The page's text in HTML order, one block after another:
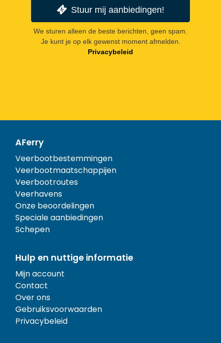
Stuur mij aanbiedingen!
We sturen alleen de beste berichten, geen spam.
Je kunt je op elk gewenst moment afmelden.
Privacybeleid
AFerry
Veerbootbestemmingen
Veerbootmaatschappijen
Veerbootroutes
Veerhavens
Onze beoordelingen
Speciale aanbiedingen
Schepen
Hulp en nuttige informatie
Mijn account
Contact
Over ons
Gebruiksvoorwaarden
Privacybeleid